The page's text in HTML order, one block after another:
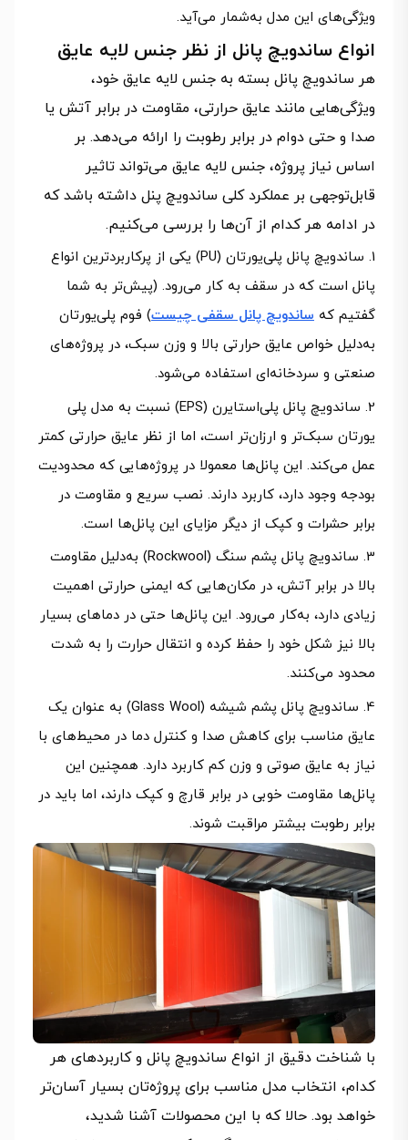
ویژگی‌های این مدل به‌شمار می‌آید.
انواع ساندویچ پانل از نظر جنس لایه عایق
هر ساندویچ پانل بسته به جنس لایه عایق خود،
ویژگی‌هایی مانند عایق حرارتی، مقاومت در برابر آتش یا
صدا و حتی دوام در برابر رطوبت را ارائه می‌دهد. بر
اساس نیاز پروژه، جنس لایه عایق می‌تواند تاثیر
قابل‌توجهی بر عملکرد کلی ساندویچ پنل داشته باشد که
در ادامه هر کدام از آن‌ها را بررسی می‌کنیم.
ساندویچ پانل پلی‌یورتان (PU) یکی از پرکاربردترین انواع
پانل است که در سقف به کار می‌رود. (پیش‌تر به شما
گفتیم که ساندویچ پانل سقفی چیست) فوم پلی‌یورتان
به‌دلیل خواص عایق حرارتی بالا و وزن سبک، در پروژه‌های
صنعتی و سردخانه‌ای استفاده می‌شود.
ساندویچ پانل پلی‌استایرن (EPS) نسبت به مدل پلی‌
یورتان سبک‌تر و ارزان‌تر است، اما از نظر عایق حرارتی کمتر
عمل می‌کند. این پانل‌ها معمولا در پروژه‌هایی که محدودیت
بودجه وجود دارد، کاربرد دارند. نصب سریع و مقاومت در
برابر حشرات و کپک از دیگر مزایای این پانل‌ها است.
ساندویچ پانل پشم سنگ (Rockwool) به‌دلیل مقاومت
بالا در برابر آتش، در مکان‌هایی که ایمنی حرارتی اهمیت
زیادی دارد، به‌کار می‌رود. این پانل‌ها حتی در دماهای بسیار
بالا نیز شکل خود را حفظ کرده و انتقال حرارت را به‌ شدت
محدود می‌کنند.
ساندویچ پانل پشم شیشه (Glass Wool) به‌ عنوان یک
عایق مناسب برای کاهش صدا و کنترل دما در محیط‌های با
نیاز به عایق صوتی و وزن کم کاربرد دارد. همچنین این
پانل‌ها مقاومت خوبی در برابر قارچ و کپک دارند، اما باید در
برابر رطوبت بیشتر مراقبت شوند.
با شناخت دقیق از انواع ساندویچ پانل و کاربردهای هر
کدام، انتخاب مدل مناسب برای پروژه‌تان بسیار آسان‌تر
خواهد بود. حالا که با این محصولات آشنا شدید،